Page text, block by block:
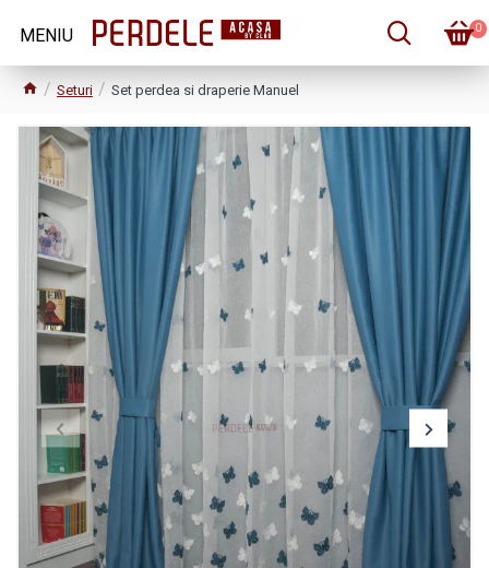
0
Seturi Set perdea si draperie Manuel